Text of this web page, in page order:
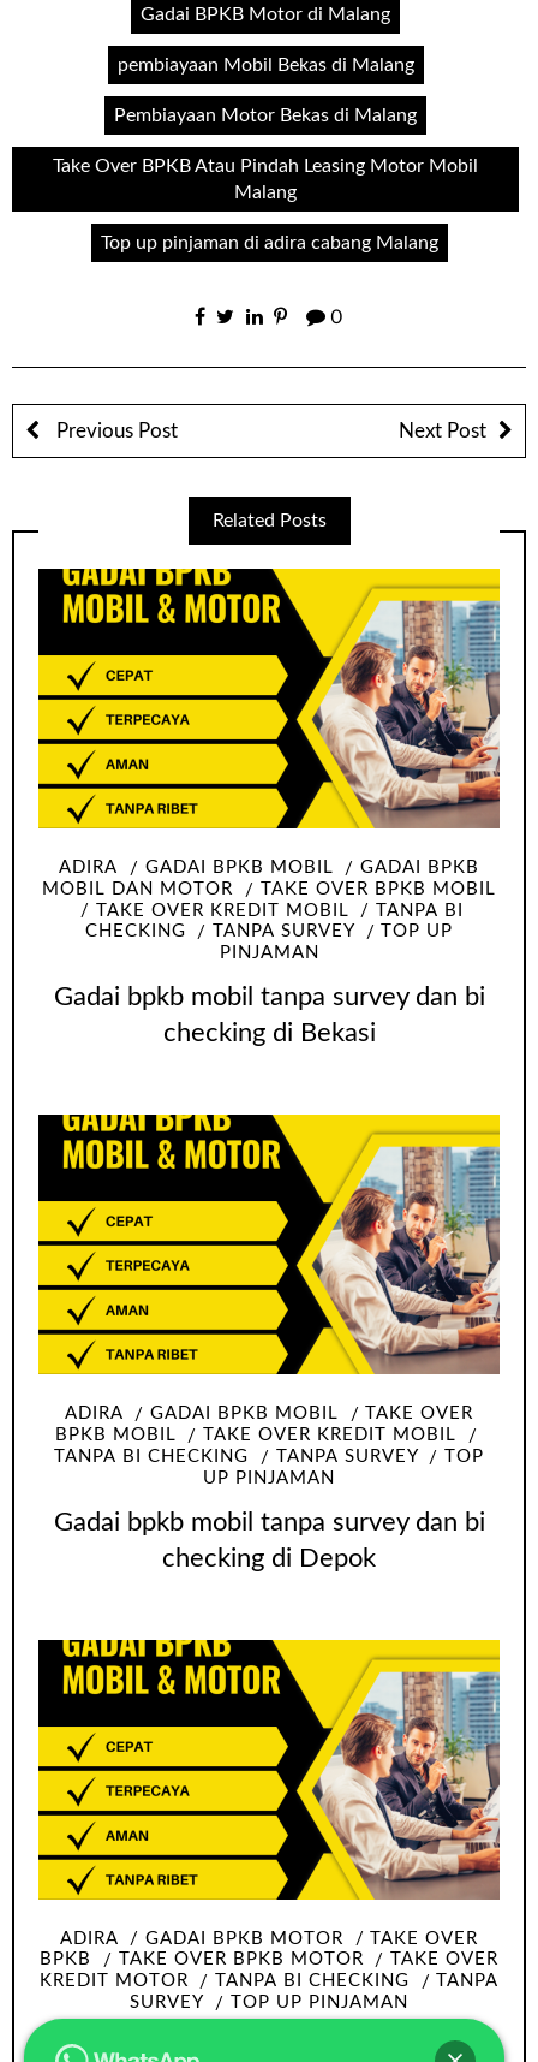
Gadai BPKB Motor di Malang
pembiayaan Mobil Bekas di Malang
Pembiayaan Motor Bekas di Malang
Take Over BPKB Atau Pindah Leasing Motor Mobil
Malang
Top up pinjaman di adira cabang Malang
0
Previous Post Next Post
Related Posts
ADIRA GADAI BPKB MOBIL
GADAI BPKB
MOBIL DAN MOTOR
TAKE OVER BPKB MOBIL
TAKE OVER KREDIT MOBIL
TANPA BI
CHECKING
TANPA SURVEY
TOP UP
PINJAMAN
Gadai bpkb mobil tanpa survey dan bi
checking di Bekasi
ADIRA GADAI BPKB MOBIL
TAKE OVER
BPKB MOBIL
TAKE OVER KREDIT MOBIL
TANPA BI CHECKING
TANPA SURVEY
TOP
UP PINJAMAN
Gadai bpkb mobil tanpa survey dan bi
checking di Depok
ADIRA GADAI BPKB MOTOR
TAKE OVER
BPKB
TAKE OVER BPKB MOTOR
TAKE OVER
KREDIT MOTOR
TANPA BI CHECKING
TANPA
SURVEY
TOP UP PINJAMAN
Take over bpkb motor Tangerang tanpa